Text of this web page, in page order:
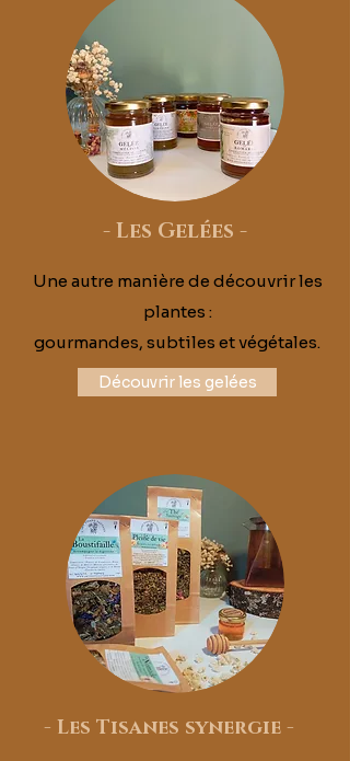
- Les Gelées -
Une autre manière de découvrir les
plantes :
gourmandes, subtiles et végétales.
Découvrir les gelées
- Les Tisanes synergie-